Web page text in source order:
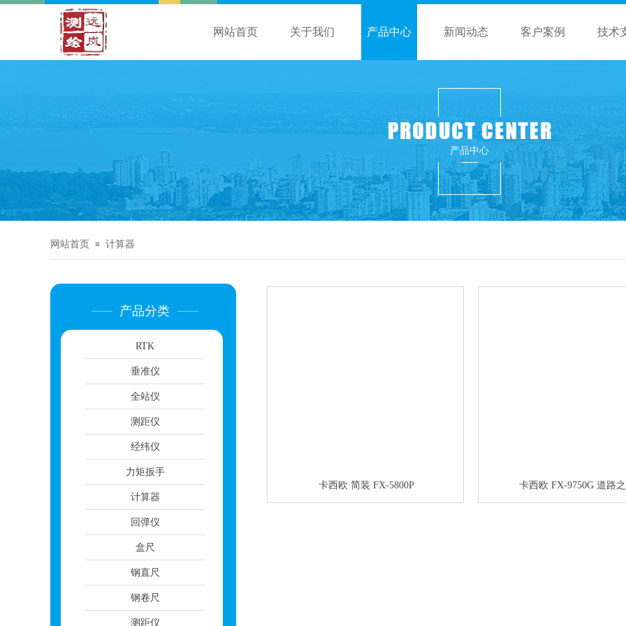
产品中心
网站首页 ≡ 计算器
卡西欧 简装 FX-5800P 卡西欧 FX-9750G 道路
产品分类
RTK
垂准仪
全站仪
测距仪
经纬仪
力矩扳手
计算器
回弹仪
盒尺
钢直尺
钢卷尺
测距仪
网站首页 关于我们 产品中心 新闻动态 客户案例 技术